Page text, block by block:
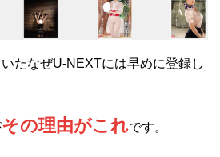
たなぜU-NEXTには早めに登録し
その理由がこれです。